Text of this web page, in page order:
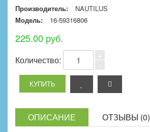
Производитель:
NAUTILUS
Модель:
16-59316806
225.00 руб.
Количество:
ОПИСАНИЕ ОТЗЫВЫ (0)